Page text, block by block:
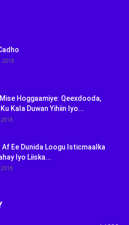
2018
Hoggaamiye: Qeexdooda,
Kala Duwan Yihiin Iyo...
Af Ee Dunida Loogu Isticmaalka
Iyo Liiska...